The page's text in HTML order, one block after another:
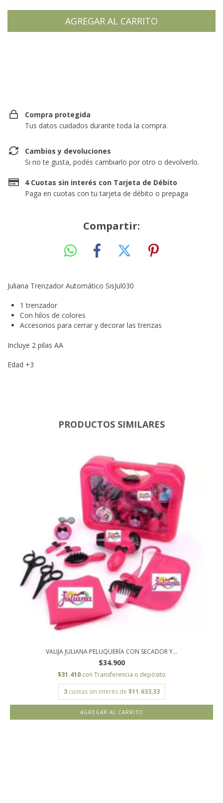
Compra protegida
Tus datos cuidados durante toda la compra.
Cambios y devoluciones
Si no te gusta, podés cambiarlo por otro o devolverlo.
4 Cuotas sin interés con Tarjeta de Débito
Paga en cuotas con tu tarjeta de débito o prepaga
Compartir:
Juliana Trenzador Automático SisJul030
1 trenzador
Con hilos de colores
Accesorios para cerrar y decorar las trenzas
Incluye 2 pilas AA
Edad +3
PRODUCTOS SIMILARES
VALIJA JULIANA PELUQUERÍA CON SECADOR Y...
$34.900
$31.410 con Transferencia o depósito
3 cuotas sin interés de $11.633,33